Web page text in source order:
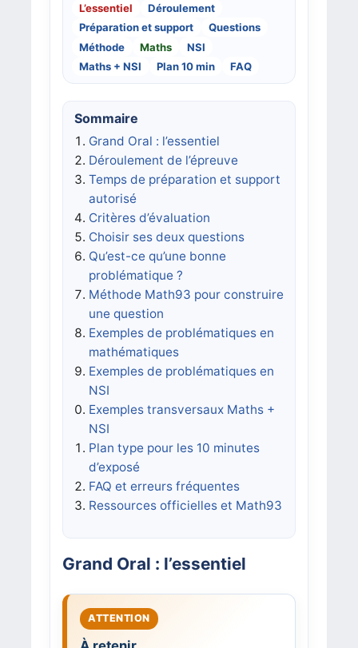
L’essentiel
Déroulement
Préparation et support
Questions
Méthode
Maths
NSI
Maths + NSI
Plan 10 min FAQ
Sommaire
Grand Oral : l’essentiel
Déroulement de l’épreuve
Temps de préparation et support
autorisé
Critères d’évaluation
Choisir ses deux questions
Qu’est-ce qu’une bonne
problématique ?
Méthode Math93 pour construire
une question
Exemples de problématiques en
mathématiques
Exemples de problématiques en
NSI
Exemples transversaux Maths +
NSI
Plan type pour les 10 minutes
d’exposé
FAQ et erreurs fréquentes
Ressources officielles et Math93
Grand Oral : l’essentiel